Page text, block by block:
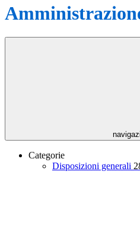
Categorie
Disposizioni generali